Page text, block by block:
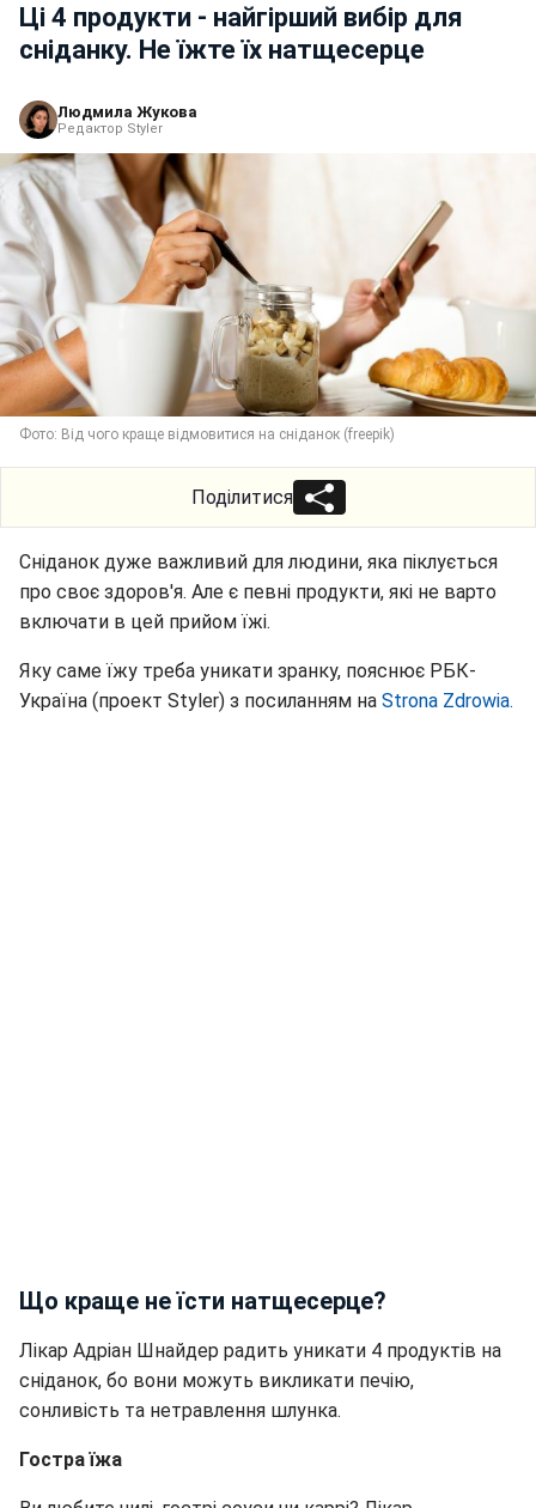
Ці 4 продукти - найгірший вибір для
сніданку. Не їжте їх натщесерце
Людмила Жукова
Редактор Styler
Фото: Від чого краще відмовитися на сніданок (freepik)
Поділитися
Сніданок дуже важливий для людини, яка піклується
про своє здоров'я. Але є певні продукти, які не варто
включати в цей прийом їжі.
Яку саме їжу треба уникати зранку, пояснює РБК-
Україна (проект Styler) з посиланням на Strona Zdrowia.
Що краще не їсти натщесерце?
Лікар Адріан Шнайдер радить уникати 4 продуктів на
сніданок, бо вони можуть викликати печію,
сонливість та нетравлення шлунка.
Гостра їжа